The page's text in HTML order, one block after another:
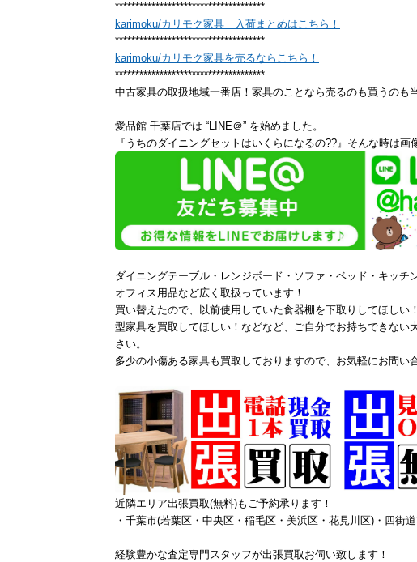
*************************************
karimoku/カリモク家具 入荷まとめはこちら！
*************************************
karimoku/カリモク家具を売るならこちら！
*************************************
中古家具の取扱地域一番店！家具のことなら売るのも買うのも
愛品館 千葉店では “LINE＠” を始めました。
『うちのダイニングセットはいくらになるの??』そんな時は画
ダイニングテーブル・レンジボード・ソファ・ベッド・キッチ
オフィス用品など広く取扱っています！
買い替えたので、以前使用していた食器棚を下取りしてほしい
型家具を買取してほしい！などなど、ご自分でお持ちできない
さい。
多少の小傷ある家具も買取しておりますので、お気軽にお問い
近隣エリア出張買取(無料)もご予約承ります！
・千葉市(若葉区・中央区・稲毛区・美浜区・花見川区)・四街
経験豊かな査定専門スタッフが出張買取お伺い致します！